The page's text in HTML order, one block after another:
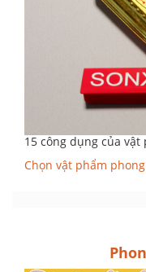
15 công dụng của
Chọn vật phẩm